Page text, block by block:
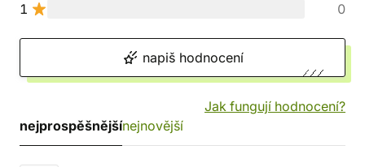
1
0
napiš hodnocení
Jak fungují hodnocení?
nejprospěšnějšínejnovější